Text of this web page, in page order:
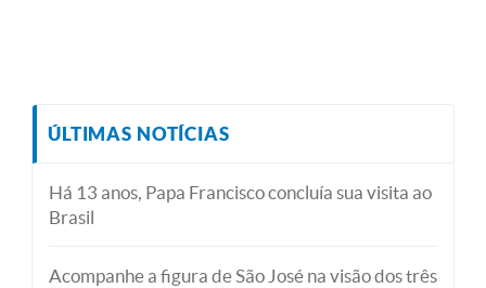
ÚLTIMAS NOTÍCIAS
Há 13 anos, Papa Francisco concluía sua visita ao
Brasil
Acompanhe a figura de São José na visão dos três